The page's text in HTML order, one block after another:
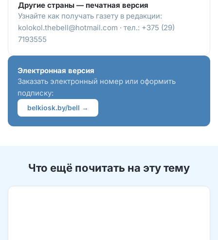
Другие страны — печатная версия
Узнайте как получать газету в редакции:
kolokol.thebell@hotmail.com · тел.: +375 (29)
7193555
Электронная версия
Заказать электронный номер или оформить
подписку:
belkiosk.by/bell →
Что ещё почитать на эту тему